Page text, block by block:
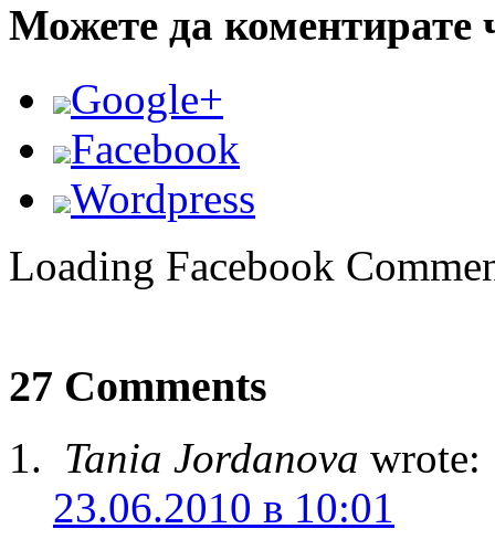
Можете да коментирате
Google+
Facebook
Wordpress
Loading Facebook
27 Comments
Tania Jordanova wrote:
23.06.2010 в 10:01